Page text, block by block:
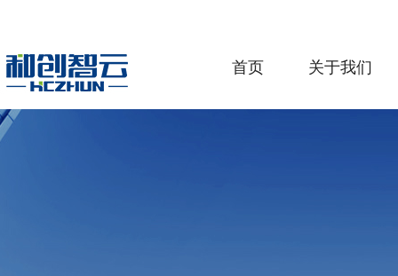
首页 关于我们